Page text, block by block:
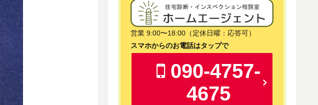
営業 9:00〜18:00（定休日曜：応答可）
スマホからのお電話はタップで
090-4757-
4675